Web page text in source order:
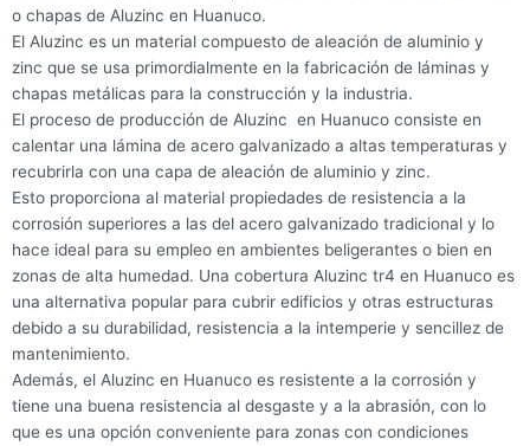
o chapas de Aluzinc en Huanuco.
El Aluzinc es un material compuesto de aleación de aluminio y
zinc que se usa primordialmente en la fabricación de láminas y
chapas metálicas para la construcción y la industria.
El proceso de producción de Aluzinc en Huanuco consiste en
calentar una lámina de acero galvanizado a altas temperaturas y
recubrirla con una capa de aleación de aluminio y zinc.
Esto proporciona al material propiedades de resistencia a la
corrosión superiores a las del acero galvanizado tradicional y lo
hace ideal para su empleo en ambientes beligerantes o bien en
zonas de alta humedad. Una cobertura Aluzinc tr4 en Huanuco es
una alternativa popular para cubrir edificios y otras estructuras
debido a su durabilidad, resistencia a la intemperie y sencillez de
mantenimiento.
Además, el Aluzinc en Huanuco es resistente a la corrosión y
tiene una buena resistencia al desgaste y a la abrasión, con lo
que es una opción conveniente para zonas con condiciones